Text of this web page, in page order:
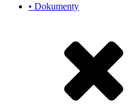
• Dokumenty